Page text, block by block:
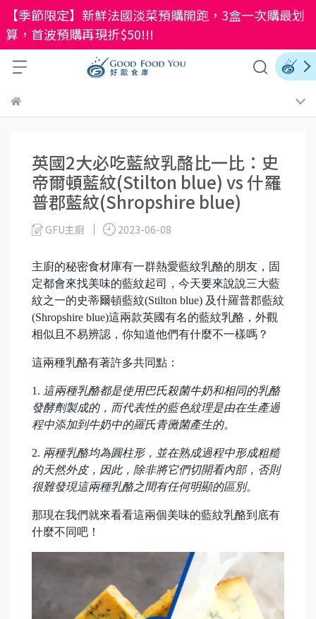
【季節限定】新鮮法國淡菜預購開跑，3盒一次購最划
算，首波預購再現折$50!!!
英國2大必吃藍紋乳酪比一比：史
帝爾頓藍紋(Stilton blue) vs 什羅
普郡藍紋(Shropshire blue)
GFU主廚 2023-06-08
主廚的秘密食材庫有一群熱愛藍紋乳酪的朋友，固
定都會來找美味的藍紋起司，今天要來說說三大藍
紋之一的史蒂爾頓藍紋(Stilton blue) 及什羅普郡藍紋
(Shropshire blue)這兩款英國有名的藍紋乳酪，外觀
相似且不易辨認，你知道他們有什麼不一樣嗎？
這兩種乳酪有著許多共同點：
1. 這兩種乳酪都是使用巴氏殺菌牛奶和相同的乳酪
發酵劑製成的，而代表性的藍色紋理是由在生產過
程中添加到牛奶中的羅氏青黴菌產生的。
2. 兩種乳酪均為圓柱形，並在熟成過程中形成粗糙
的天然外皮，因此，除非將它們切開看內部，否則
很難發現這兩種乳酪之間有任何明顯的區別。
那現在我們就來看看這兩個美味的藍紋乳酪到底有
什麼不同吧！